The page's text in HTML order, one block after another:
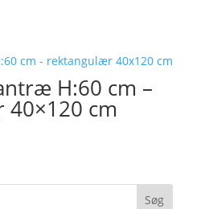
H:60 cm –
cm
Søg